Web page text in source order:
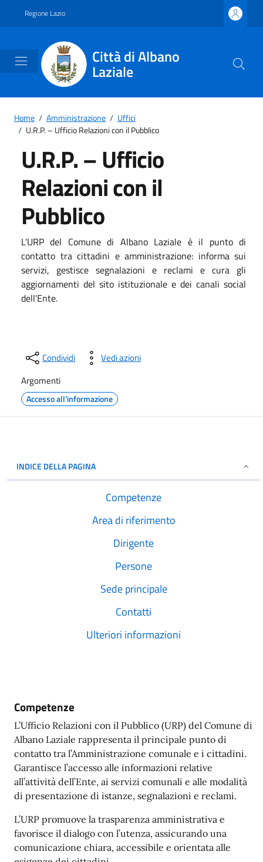
Regione Lazio
Città di Albano
Laziale
Home / Amministrazione / Uffici
/ U.R.P. – Ufficio Relazioni con il Pubblico
U.R.P. – Ufficio
Relazioni con il
Pubblico
L’URP del Comune di Albano Laziale è il punto di
contatto tra cittadini e amministrazione: informa sui
servizi, gestisce segnalazioni e reclami e cura gli
aggiornamenti del sito istituzionale e dei canali social
dell’Ente.
Condividi
Vedi azioni
Argomenti
Accesso all'informazione
INDICE DELLA PAGINA
Competenze
Area di riferimento
Dirigente
Persone
Sede principale
Contatti
Ulteriori informazioni
Competenze
L’Ufficio Relazioni con il Pubblico (URP) del Comune di
Albano Laziale rappresenta il principale punto di
contatto tra l’Amministrazione comunale e i cittadini.
Garantisce l’accesso alle informazioni relative
all’attività dell’Ente, ai servizi comunali e alle modalità
di presentazione di istanze, segnalazioni e reclami.
L’URP promuove la trasparenza amministrativa e
favorisce il dialogo con l’utenza, assicurando una
comunicazione chiara, accessibile e orientata alle